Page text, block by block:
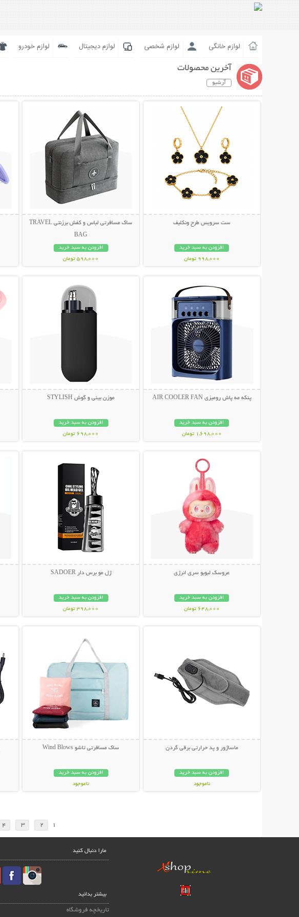
لوازم خانگی لوازم شخصی لوازم دیجیتال لوازم خودرو
آخرین محصولات
آرشیو
ست سرویس طرح ونکلیف
افزودن به سبد خرید
998,000 تومان
ساک مسافرتی لباس و کفش برزنتی TRAVEL
BAG
افزودن به سبد خرید
598,000 تومان
پنکه مه پاش رومیزی AIR COOLER FAN
افزودن به سبد خرید
1,698,000 تومان
موزن بینی و گوش STYLISH
افزودن به سبد خرید
698,000 تومان
عروسک لبوبو سری انرژی
افزودن به سبد خرید
648,000 تومان
ژل مو برس دار SADOER
افزودن به سبد خرید
398,000 تومان
ماساژور و پد حرارتی برقی گردن
افزودن به سبد خرید
ناموجود
ساک مسافرتی تاشو Wind Blows
افزودن به سبد خرید
ناموجود
1
2
3
4
مارا دنبال کنید
بیشتر بدانید
تاریخچه فروشگاه